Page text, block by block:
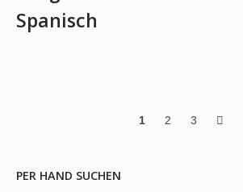
Spanisch
1 2 3
PER HAND SUCHEN